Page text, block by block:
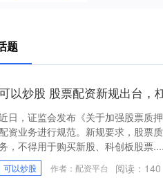
题
以炒股 股票配资新规出台，
日，证监会发布《关于加强股票质
资业务进行规范。新规要求，股票
，不得用于购买新股、科创板股票....
可以炒股 作者：配资平台 阅读： 140